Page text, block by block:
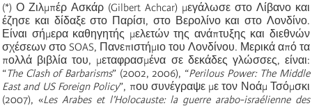
(*) Ο Ζιλμπέρ Ασκάρ (Gilbert Achcar) μεγάλωσε στο Λίβανο και
έζησε και δίδαξε στο Παρίσι, στο Βερολίνο και στο Λονδίνο.
Είναι σήμερα καθηγητής μελετών της ανάπτυξης και διεθνών
σχέσεων στο SOAS, Πανεπιστήμιο του Λονδίνου. Μερικά από τα
πολλά βιβλία του, μεταφρασμένα σε δεκάδες γλώσσες, είναι:
“The Clash of Barbarisms” (2002, 2006), “Perilous Power: The Middle
East and US Foreign Policy”, που συνέγραψε με τον Νοάμ Τσόμσκι
(2007), «Les Arabes et l’Holocauste: la guerre arabo-israélienne des